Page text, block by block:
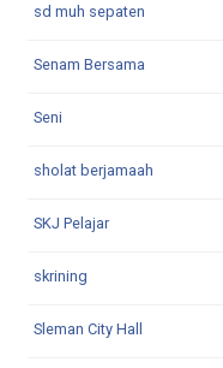
sd muh sepaten
Senam Bersama
Seni
sholat berjamaah
SKJ Pelajar
skrining
Sleman City Hall